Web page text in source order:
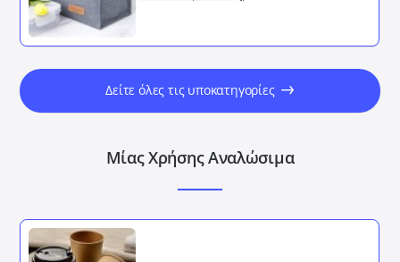
Δείτε όλες τις υποκατηγορίες
Μίας Χρήσης Αναλώσιμα